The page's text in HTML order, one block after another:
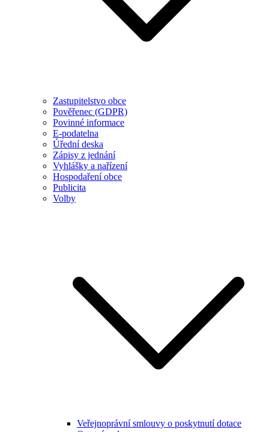
Zastupitelstvo obce
Pověřenec (GDPR)
Povinné informace
E-podatelna
Úřední deska
Zápisy z jednání
Vyhlášky a nařízení
Hospodaření obce
Publicita
Volby
Veřejnoprávní smlouvy o poskytnutí dotace